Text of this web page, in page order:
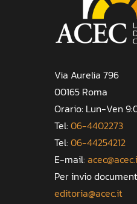
Via Aurelia 796
00165 Roma
Orario: Lun-Ven
Tel: 06-4402273
Tel: 06-44254212
E-mail:
Per invio
editoria@acec.it